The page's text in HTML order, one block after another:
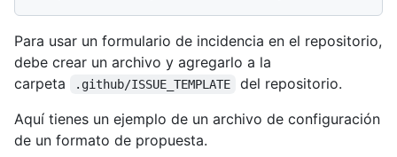
Para usar un formulario de incidencia en el repositorio,
debe crear un archivo y agregarlo a la
carpeta
.github/ISSUE_TEMPLATE
del repositorio.
Aquí tienes un ejemplo de un archivo de configuración
de un formato de propuesta.